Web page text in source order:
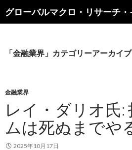
索
ン
キ
ッ
プ
「金融業界」カテゴリーアーカイブ
金融業界
レイ・ダリオ氏:
ムは死ぬまでや
2025年10月17日